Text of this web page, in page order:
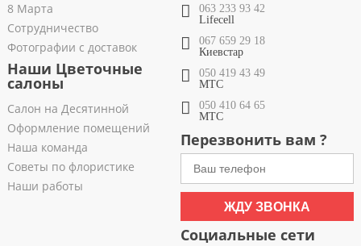
8 Марта
Сотрудничество
Фотографии с доставок
Наши Цветочные
салоны
Салон на Десятинной
Оформление помещений
Наша команда
Советы по флористике
Наши работы
063 233 93 42
Lifecell
067 659 29 18
Киевстар
050 419 43 49
МТС
050 410 64 65
МТС
Перезвонить вам ?
ЖДУ ЗВОНКА
Социальные сети